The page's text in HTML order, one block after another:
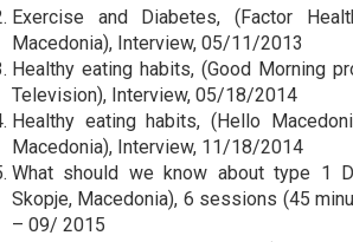
Exercise and Diabetes, (Factor
Macedonia), Interview, 05/11/2013
Healthy eating habits, (Good Morning
Television), Interview, 05/18/2014
Healthy eating habits, (Hello
Macedonia), Interview, 11/18/2014
What should we know about type 1
Skopje, Macedonia), 6 sessions (45
– 09/ 2015